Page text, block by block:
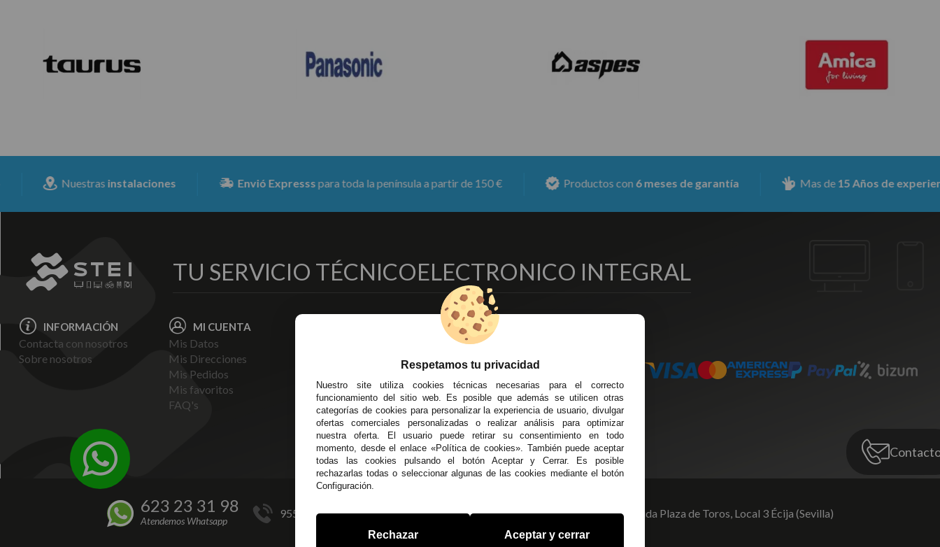
Nuestrasinstalaciones Envió Expressspara toda la península a partir de 150 € Productos con6 meses de garantía Mas de15 Años de experiencia
TU SERVICIO TÉCNICOELECTRONICO INTEGRAL
INFORMACIÓN
Contacta con nosotros
Sobre nosotros
MI CUENTA
Mis Datos
Mis Direcciones
Mis Pedidos
Mis favoritos
FAQ's
Entregas y Devoluciones
Pago Seguro
Terminos y
Condiciones Generales
Políticas de Cookies
DELEGACIONES
Écija - Sevilla
Av. Plaza de Toros. Local 3
Córdoba
C/ Ingeniero Iribarren, 14
Alzira - Valencia
C/ Esplugues, 135
623 23 31 98
Atendemos Whatsapp
955 44 45 43/955 44 45 44 info@steielectronica.com Avenida Plaza de Toros, Local 3 Écija (Sevilla)
Respetamos tu privacidad
Nuestro site utiliza cookies técnicas necesarias para el correcto
funcionamiento del sitio web. Es posible que además se utilicen otras
categorías de cookies para personalizar la experiencia de usuario, divulgar
ofertas comerciales personalizadas o realizar análisis para optimizar
nuestra oferta. El usuario puede retirar su consentimiento en todo
momento, desde el enlace «Política de cookies». También puede aceptar
todas las cookies pulsando el botón Aceptar y Cerrar. Es posible
rechazarlas todas o seleccionar algunas de las cookies mediante el botón
Configuración.
Rechazar Aceptar y cerrar